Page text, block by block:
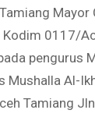
Mayor
0117/
pengurus
Mushalla Al-
Tamiang